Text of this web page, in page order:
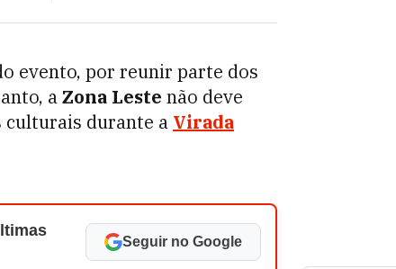
evento, por reunir parte dos
aZona Leste não deve
culturais durante a Virada
Seguir no Google